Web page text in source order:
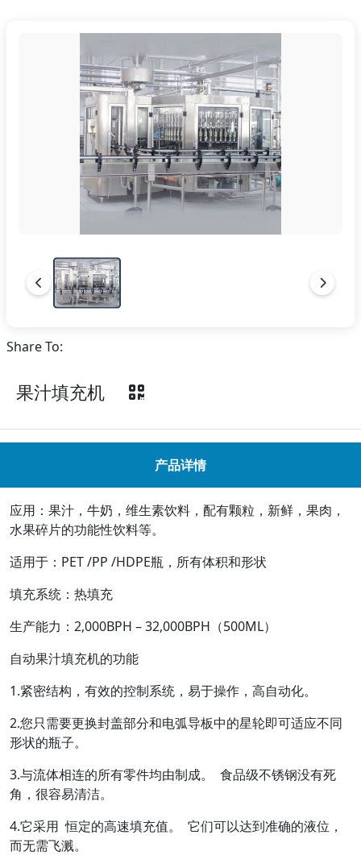
Share To:
果汁填充机
产品详情
应用：果汁，牛奶，维生素饮料，配有颗粒，新鲜，果肉，
水果碎片的功能性饮料等。
适用于：PET /PP /HDPE瓶，所有体积和形状
填充系统：热填充
生产能力：2,000BPH – 32,000BPH（500ML）
自动果汁填充机的功能
1.紧密结构，有效的控制系统，易于操作，高自动化。
2.您只需要更换封盖部分和电弧导板中的星轮即可适应不同
形状的瓶子。
3.与流体相连的所有零件均由制成。 食品级不锈钢没有死
角，很容易清洁。
4.它采用 恒定的高速填充值。 它们可以达到准确的液位，
而无需飞溅。